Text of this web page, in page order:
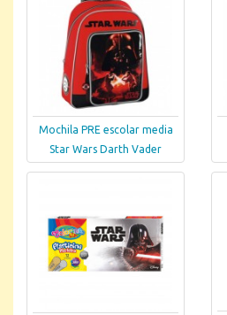
Mochila PRE escolar media
Star Wars Darth Vader